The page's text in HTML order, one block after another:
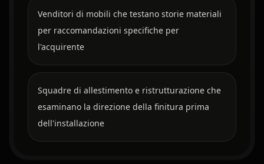
Venditori di mobili che testano storie materiali
per raccomandazioni specifiche per
l'acquirente
Squadre di allestimento e ristrutturazione che
esaminano la direzione della finitura prima
dell'installazione